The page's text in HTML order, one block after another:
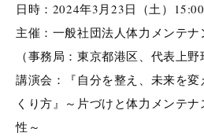
日時：2024年3月23日（土）
主催：一般社団法人体力メンテナ
（事務局：東京都港区、代表上野
講演会：『自分を整え、未来を
くり方』～片づけと体力メンテ
性～